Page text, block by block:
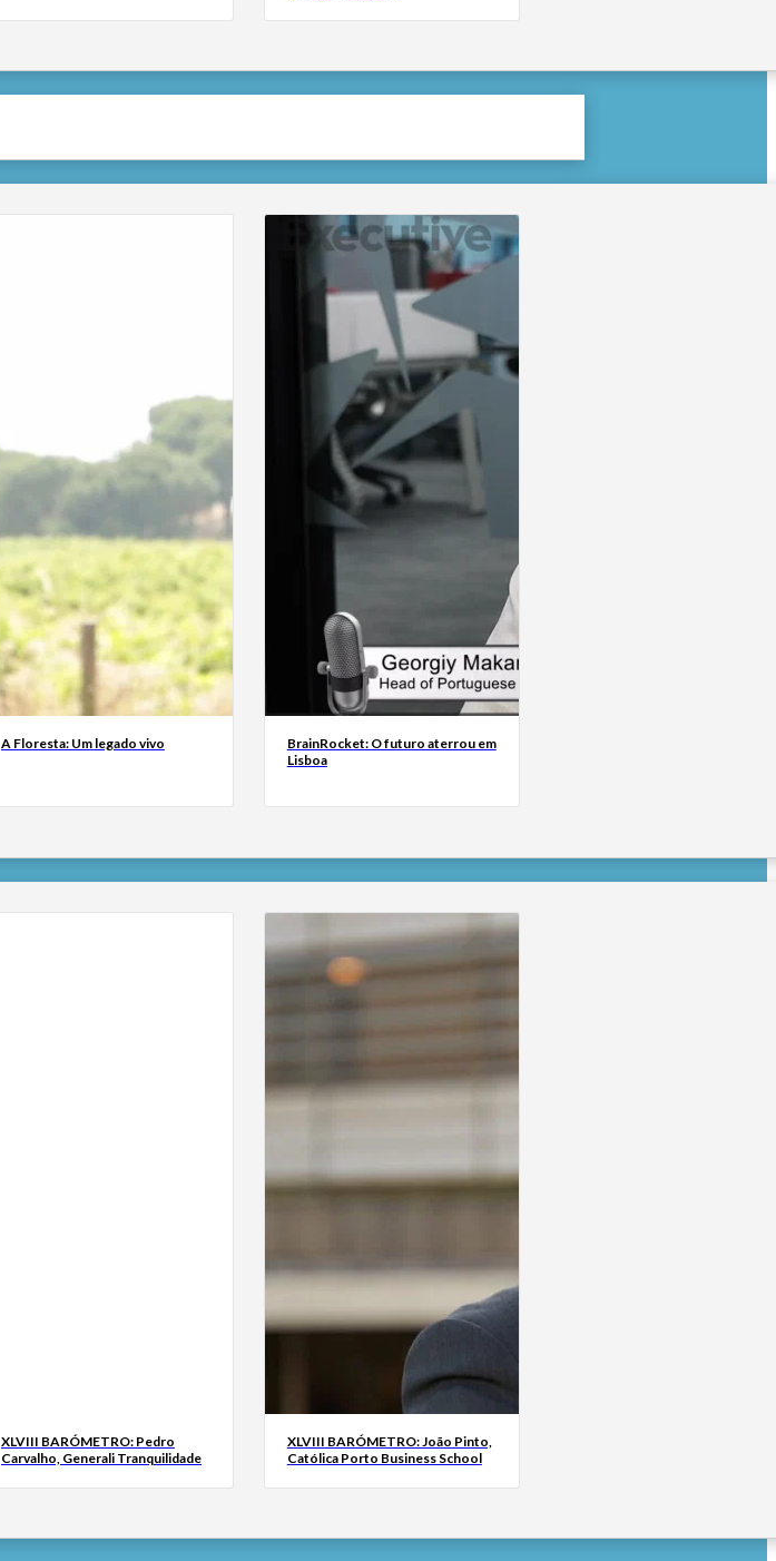
A Floresta: Um legado vivo
BrainRocket: O futuro aterrou em
Lisboa
XLVIII BARÓMETRO: Pedro
Carvalho, Generali Tranquilidade
XLVIII BARÓMETRO: João Pinto,
Católica Porto Business School